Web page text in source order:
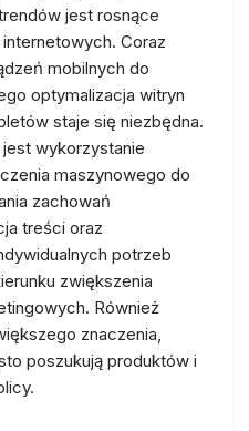
jest rosnące
Coraz
mobilnych do
optymalizacja witryn
staje się niezbędna.
wykorzystanie
maszynowego do
zachowań
treści oraz
potrzeb
zwiększenia
Również
znaczenia,
poszukują produktów i